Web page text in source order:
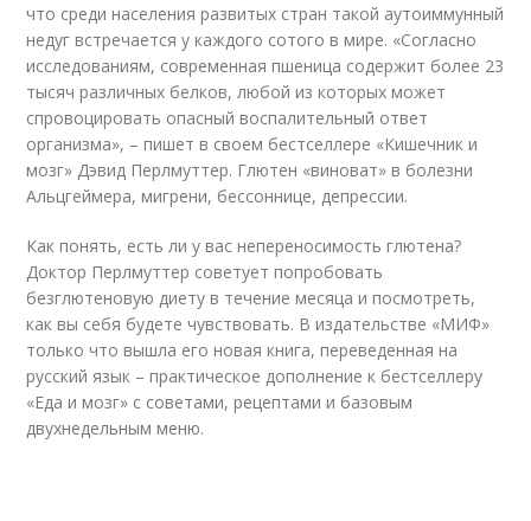
что среди населения развитых стран такой аутоиммунный
недуг встречается у каждого сотого в мире. «Согласно
исследованиям, современная пшеница содержит более 23
тысяч различных белков, любой из которых может
спровоцировать опасный воспалительный ответ
организма», – пишет в своем бестселлере «Кишечник и
мозг» Дэвид Перлмуттер. Глютен «виноват» в болезни
Альцгеймера, мигрени, бессоннице, депрессии.
Как понять, есть ли у вас непереносимость глютена?
Доктор Перлмуттер советует попробовать
безглютеновую диету в течение месяца и посмотреть,
как вы себя будете чувствовать. В издательстве «МИФ»
только что вышла его новая книга, переведенная на
русский язык – практическое дополнение к бестселлеру
«Еда и мозг» с советами, рецептами и базовым
двухнедельным меню.